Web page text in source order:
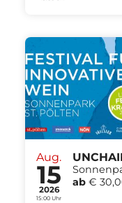
Aug.
15
2026
15:00 Uhr
ab €